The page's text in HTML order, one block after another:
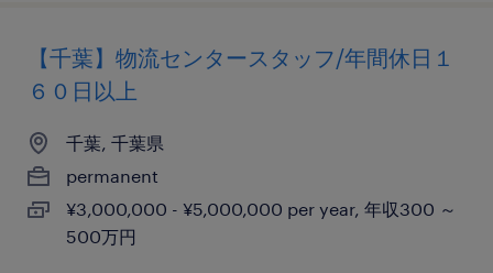
【千葉】物流センタースタッフ/年間休日１
６０日以上
千葉, 千葉県
permanent
¥3,000,000 - ¥5,000,000 per year, 年収300 ～
500万円